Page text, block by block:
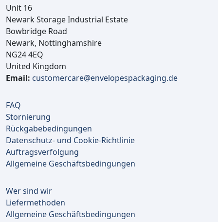
Unit 16
Newark Storage Industrial Estate
Bowbridge Road
Newark, Nottinghamshire
NG24 4EQ
United Kingdom
Email: customercare@envelopespackaging.de
FAQ
Stornierung
Rückgabebedingungen
Datenschutz- und Cookie-Richtlinie
Auftragsverfolgung
Allgemeine Geschäftsbedingungen
Wer sind wir
Liefermethoden
Allgemeine Geschäftsbedingungen